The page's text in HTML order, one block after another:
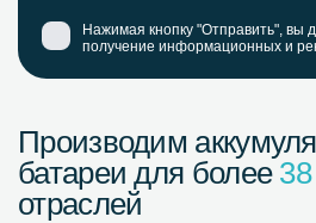
Нажимая кнопку "Отправить", вы
получение информационных и
Производим
батареи для более 38
отраслей